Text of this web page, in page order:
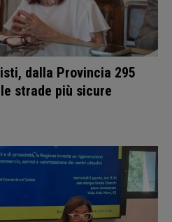
dalla Provincia 295
strade più sicure